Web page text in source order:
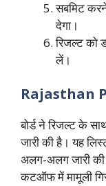
सबमिट
देगा।
रिजल्ट को
लें।
Rajasthan
बोर्ड ने रिजल्ट के
जारी की है। यह
अलग-अलग जारी की
कटऑफ में मामूली